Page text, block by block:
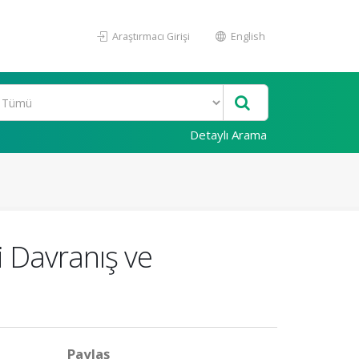
Araştırmacı Girişi English
Detaylı Arama
ve
Paylaş